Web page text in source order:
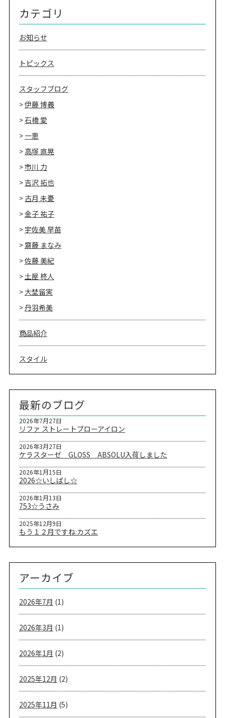
カテゴリ
お知らせ
トピックス
スタッフブログ
伊藤 博義
石橋 愛
一恵
高塚 直晃
市川 力
吉沢 拓也
古月 未憂
金子 祐子
宇佐美 早苗
齋藤 まなみ
佐藤 美紀
土屋 柊人
大埜留実
丹羽希美
商品紹介
スタイル
最新のブログ
リファ ストレートブローアイロン
2026年7月27日
ケラスターゼ GLOSS ABSOLU入荷しました
2026年3月27日
2026☆いしばし☆
2026年1月15日
753☆うさみ
2026年1月13日
もう１２月ですね:カズエ
2025年12月9日
アーカイブ
2026年7月 (1)
2026年3月 (1)
2026年1月 (2)
2025年12月 (2)
2025年11月 (5)